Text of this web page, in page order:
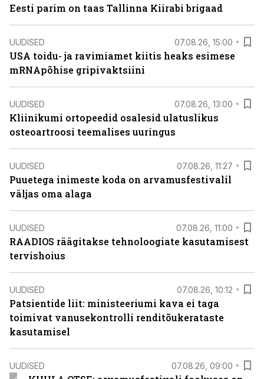
Eesti parim on taas Tallinna Kiirabi brigaad
UUDISED 07.08.26, 15:00
USA toidu- ja ravimiamet kiitis heaks esimese
mRNApõhise gripivaktsiini
UUDISED 07.08.26, 13:00
Kliinikumi ortopeedid osalesid ulatuslikus
osteoartroosi teemalises uuringus
UUDISED 07.08.26, 11:27
Puuetega inimeste koda on arvamusfestivalil
väljas oma alaga
UUDISED 07.08.26, 11:00
RAADIOS räägitakse tehnoloogiate kasutamisest
tervishoius
UUDISED 07.08.26, 10:12
Patsientide liit: ministeeriumi kava ei taga
toimivat vanusekontrolli renditõukerataste
kasutamisel
UUDISED 07.08.26, 09:00